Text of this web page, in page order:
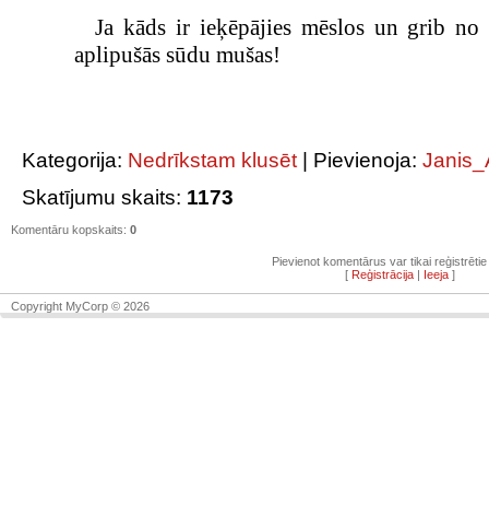
Ja kāds ir ieķēpājies mēslos un grib
aplipušās sūdu mušas!
Kategorija: Nedrīkstam klusēt Pievienoja:
Skatījumu skaits: 1173
Komentāru kopskaits: 0
Pievienot komentārus var tikai reģistrētie
[ Reģistrācija | Ieeja ]
Copyright MyCorp © 2026